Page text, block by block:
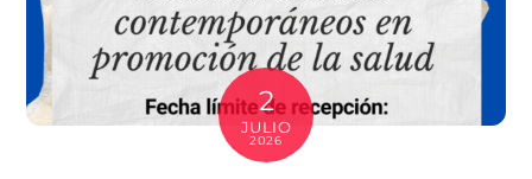
2
JULIO
2026